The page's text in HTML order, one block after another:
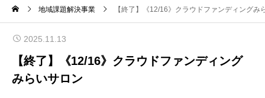
地域課題解決事業 【終了】《12/16》クラウドファンディングみ
2025.11.13
【終了】《12/16》クラウドファンディング
みらいサロン